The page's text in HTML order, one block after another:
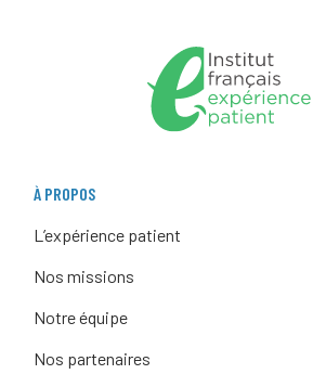
À PROPOS
L’expérience patient
Nos missions
Notre équipe
Nos partenaires